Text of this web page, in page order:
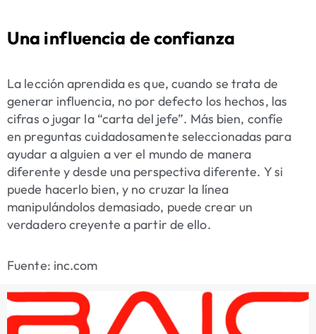
Una influencia de confianza
La lección aprendida es que, cuando se trata de
generar influencia, no por defecto los hechos, las
cifras o jugar la “carta del jefe”. Más bien, confíe
en preguntas cuidadosamente seleccionadas para
ayudar a alguien a ver el mundo de manera
diferente y desde una perspectiva diferente. Y si
puede hacerlo bien, y no cruzar la línea
manipulándolos demasiado, puede crear un
verdadero creyente a partir de ello.
Fuente: inc.com